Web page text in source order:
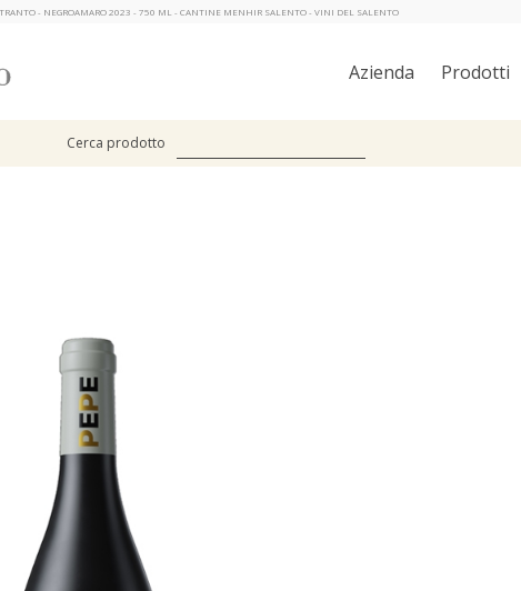
- NEGROAMARO 2023 - 750 ML - CANTINE MENHIR SALENTO - VINI DEL SALENTO
Azienda Prodotti
Cerca prodotto